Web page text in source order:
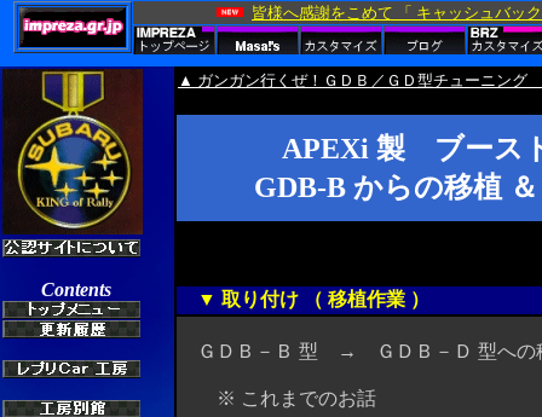
▲ ガンガン行くぜ！ＧＤＢ／ＧＤ型チューニン
APEXi 製 ブース
GDB-B からの移植
▼ 取り付け （ 移植作業 ）
ＧＤＢ－Ｂ 型 → ＧＤＢ－Ｄ 型への
※ これまでのお話